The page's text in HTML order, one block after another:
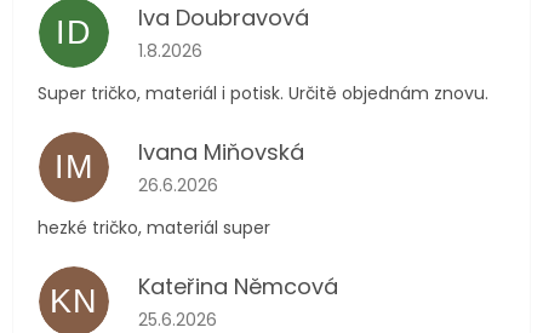
ID Iva Doubravová
Hodnocení obchodu je 5 z 5 hvězdiček.
1.8.2026
Super tričko, materiál i potisk. Určitě objednám znovu.
IM Ivana Miňovská
Hodnocení obchodu je 5 z 5 hvězdiček.
26.6.2026
hezké tričko, materiál super
KN Kateřina Němcová
Hodnocení obchodu je 5 z 5 hvězdiček.
25.6.2026